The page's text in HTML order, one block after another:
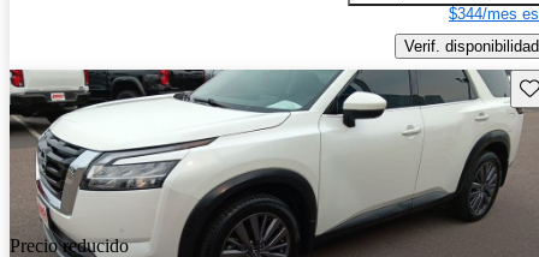
$344/mes
Verif. disponibilidad
Precio reducido